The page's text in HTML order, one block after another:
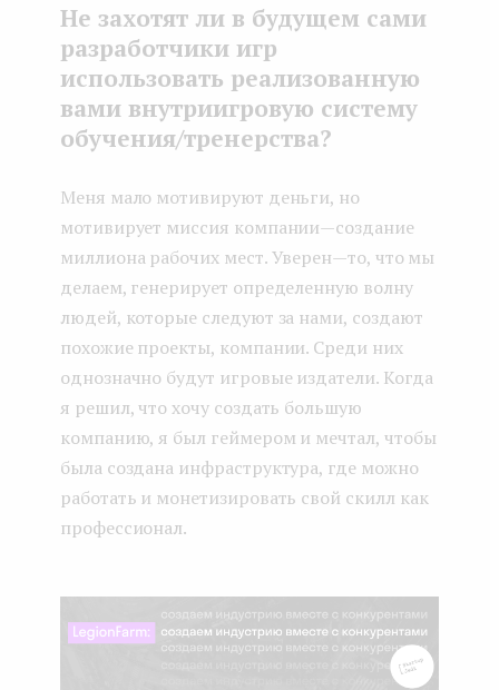
Не захотят ли в будущем сами
разработчики игр
использовать реализованную
вами внутриигровую систему
обучения/тренерства?
Меня мало мотивируют деньги, но
мотивирует миссия компании — создание
миллиона рабочих мест. Уверен — то, что мы
делаем, генерирует определенную волну
людей, которые следуют за нами, создают
похожие проекты, компании. Среди них
однозначно будут игровые издатели. Когда
я решил, что хочу создать большую
компанию, я был геймером и мечтал, чтобы
была создана инфраструктура, где можно
работать и монетизировать свой скилл как
профессионал.